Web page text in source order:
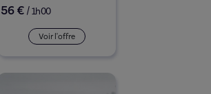
56 € /1h00
Voir l'offre